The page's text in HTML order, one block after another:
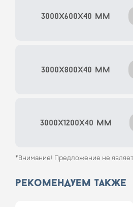
3000x600x40 мм
3000x800x40 мм
3000x1200x40 мм
*Внимание! Предложение не
рекомендуем также